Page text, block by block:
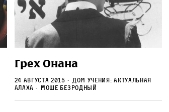
Грех Онана
24 августа 2015
Дом учения: Актуальная
Алаха
Моше Безродный